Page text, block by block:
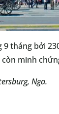
tháng bởi
minh
Nga.